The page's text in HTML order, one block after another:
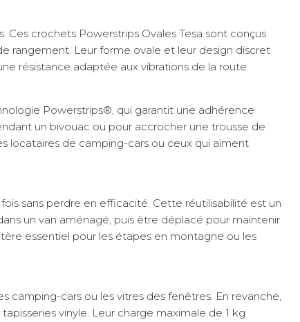
crochets Powerstrips Ovales Tesa sont conçus
rangement. Leur forme ovale et leur design discret
résistance adaptée aux vibrations de la route.
Powerstrips®, qui garantit une adhérence
un bivouac ou pour accrocher une trousse de
locataires de camping-cars ou ceux qui aiment
sans perdre en efficacité. Cette réutilisabilité est un
un van aménagé, puis être déplacé pour maintenir
essentiel pour les étapes en montagne ou les
camping-cars ou les vitres des fenêtres. En revanche,
vinyle. Leur charge maximale de 1 kg